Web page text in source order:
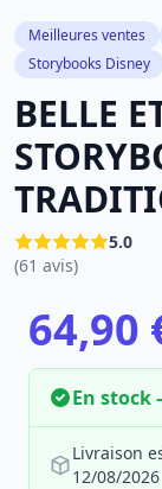
Meilleures ventes
Storybooks Disney
BELLE
5.0
(61 avis)
64,90
En
Livraison
12/08/2026